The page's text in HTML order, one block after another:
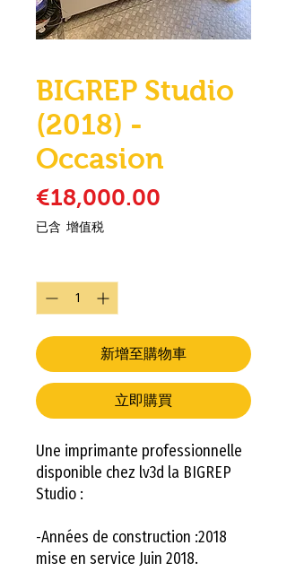
BIGREP Studio
(2018) -
Occasion
€18,000.00
已含 增值税
新增至購物車
立即購買
Une imprimante professionnelle
disponible chez lv3d la BIGREP
Studio :
-Années de construction :2018
mise en service Juin 2018.